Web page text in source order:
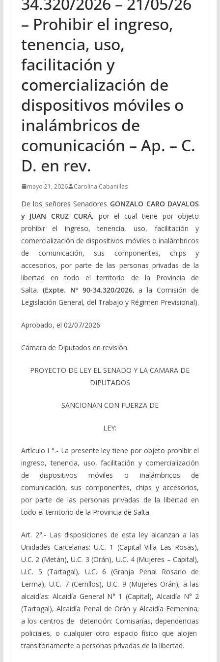
– Prohibir el ingreso,
tenencia, uso,
facilitación y
comercialización de
dispositivos móviles o
inalámbricos de
comunicación – Ap. – C.
D. en rev.
mayo 21, 2026 Carolina Cabanillas
De los señores SenadoresGONZALO CARO DAVALOS
y JUAN CRUZ CURÁ, por el cual tiene por objeto
prohibir el ingreso, tenencia, uso, facilitación y
comercialización de dispositivos móviles o inalámbricos
de comunicación, sus componentes, chips y
accesorios, por parte de las personas privadas de la
libertad en todo el territorio de la Provincia de
Salta. (Expte. Nº 90-34.320/2026,a la Comisión de
Legislación General, del Trabajo y Régimen Previsional).
Aprobado, el 02/07/2026
Cámara de Diputados en revisión.
PROYECTO DE LEY EL SENADO Y LA CAMARA DE
DIPUTADOS
SANCIONAN CON FUERZA DE
LEY:
Artículo I °.- La presente ley tiene por objeto prohibir el
ingreso, tenencia, uso, facilitación y comercialización
de dispositivos móviles o inalámbricos de
comunicación, sus componentes, chips y accesorios,
por parte de las personas privadas de la libertad en
todo el territorio de la Provincia de Salta.
Art. 2°.- Las disposiciones de esta ley alcanzan a las
Unidades Carcelarias: U.C. 1 (Capital Villa Las Rosas),
U.C. 2 (Metán), U.C. 3 (Orán), U.C. 4 (Mujeres – Capital),
U.C. 5 (Tartagal), U.C. 6 (Granja Penal Rosario de
Lerma), U.C. 7 (Cerrillos), U.C. 9 (Mujeres Orán); a las
alcaidías: Alcaidía General N° 1 (Capital), Alcaidía N° 2
(Tartagal), Alcaidía Penal de Orán y Alcaidía Femenina;
a los centros de detención: Comisarías, dependencias
policiales, o cualquier otro espacio físico que alojen
transitoriamente a personas privadas de la libertad.